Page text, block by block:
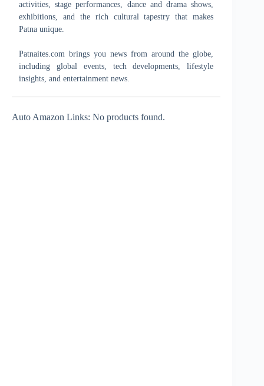
activities, stage performances, dance and drama shows,
exhibitions, and the rich cultural tapestry that makes
Patna unique.
Patnaites.com brings you news from around the globe,
including global events, tech developments, lifestyle
insights, and entertainment news.
Auto Amazon Links: No products found.